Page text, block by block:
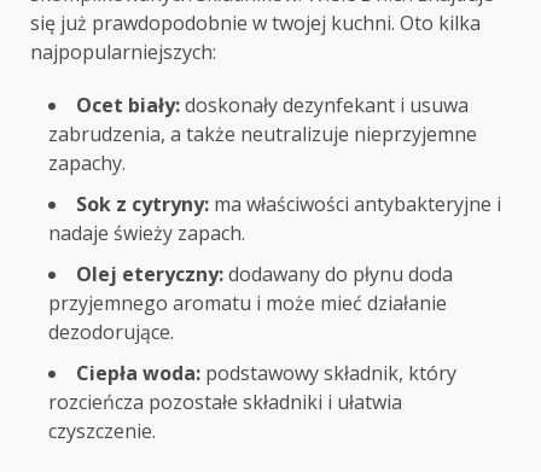
się już prawdopodobnie w twojej kuchni. Oto kilka
najpopularniejszych:
Ocet biały:doskonały dezynfekant i usuwa
zabrudzenia, a także neutralizuje nieprzyjemne
zapachy.
Sok z cytryny: ma właściwości antybakteryjne i
nadaje świeży zapach.
Olej eteryczny:dodawany do płynu doda
przyjemnego aromatu i może mieć działanie
dezodorujące.
Ciepła woda: podstawowy składnik, który
rozcieńcza pozostałe składniki i ułatwia
czyszczenie.